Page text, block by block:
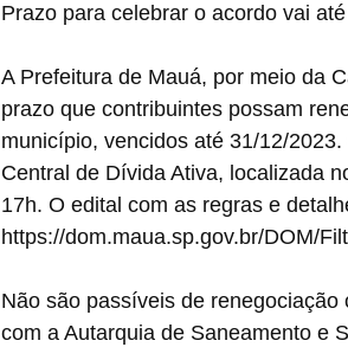
Prazo para celebrar o acordo vai
A Prefeitura de Mauá, por meio da
prazo que contribuintes possam
município, vencidos até 31/12/
Central de Dívida Ativa, localizada
17h. O edital com as regras e
https://dom.maua.sp.gov.br/DOM/
Não são passíveis de
com a Autarquia de Saneamento e